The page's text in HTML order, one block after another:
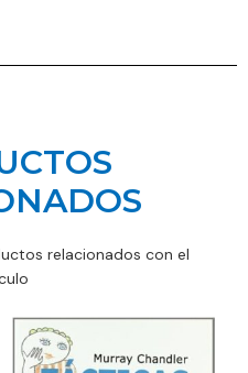
relacionados con el